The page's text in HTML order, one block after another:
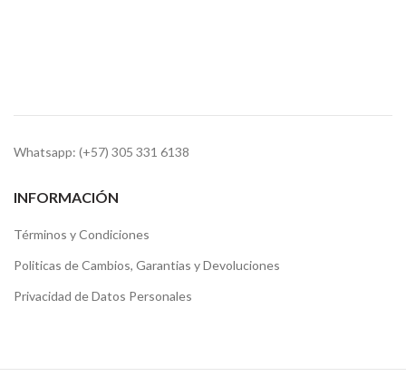
Whatsapp: (+57) 305 331 6138
INFORMACIÓN
Términos y Condiciones
Politicas de Cambios, Garantias y Devoluciones
Privacidad de Datos Personales